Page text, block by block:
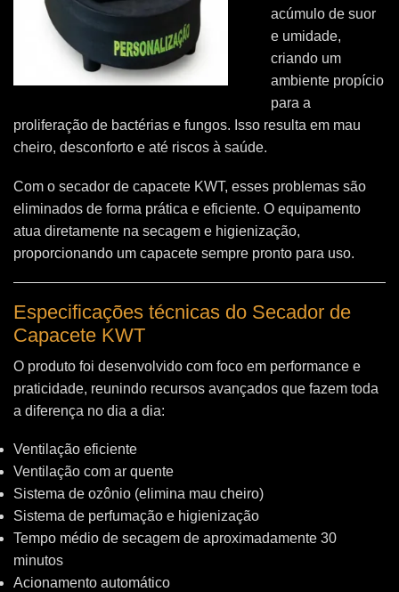
acúmulo de suor
e umidade,
criando um
ambiente propício
para a
proliferação de bactérias e fungos. Isso resulta em mau
cheiro, desconforto e até riscos à saúde.
Com o secador de capacete KWT, esses problemas são
eliminados de forma prática e eficiente. O equipamento
atua diretamente na secagem e higienização,
proporcionando um capacete sempre pronto para uso.
Especificações técnicas do Secador de
Capacete KWT
O produto foi desenvolvido com foco em performance e
praticidade, reunindo recursos avançados que fazem toda
a diferença no dia a dia:
Ventilação eficiente
Ventilação com ar quente
Sistema de ozônio (elimina mau cheiro)
Sistema de perfumação e higienização
Tempo médio de secagem de aproximadamente 30
minutos
Acionamento automático